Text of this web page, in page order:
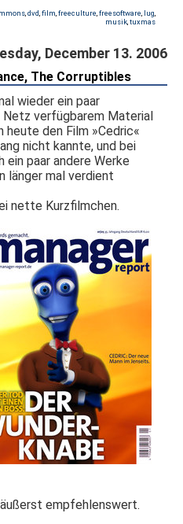
, dvd film freeculture freesoftware lug
musik, tuxmas
December 13. 2006
The Corruptibles
wieder ein paar
Netz verfügbarem Material
heute den Film »Cedric«
nicht kannte, und bei
ein paar andere Werke
länger mal verdient
nette Kurzfilmchen.
empfehlenswert.